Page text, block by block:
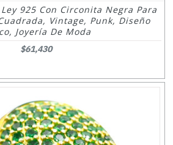
925 Con Circonita Negra Para
Vintage, Punk, Diseño
Joyería De Moda
$61,430